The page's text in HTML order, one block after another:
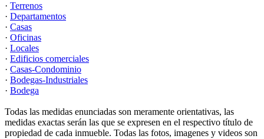
· Terrenos
· Departamentos
· Casas
· Oficinas
· Locales
· Edificios comerciales
· Casas-Condominio
· Bodegas-Industriales
· Bodega
Todas las medidas enunciadas son meramente orientativas, las
medidas exactas serán las que se expresen en el respectivo título de
propiedad de cada inmueble. Todas las fotos, imagenes y videos son